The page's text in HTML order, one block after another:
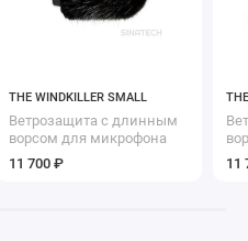
THE WINDKILLER SMALL
Ветрозащита с длинным
ворсом для микрофона
типа
11 700 ₽ 11